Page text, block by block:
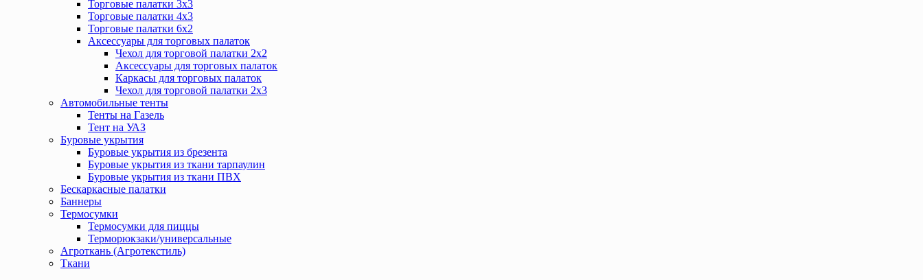
Торговые палатки 3х3
Торговые палатки 4х3
Торговые палатки 6х2
Аксессуары для торговых палаток
Чехол для торговой палатки 2х2
Аксессуары для торговых палаток
Каркасы для торговых палаток
Чехол для торговой палатки 2х3
Автомобильные тенты
Тенты на Газель
Тент на УАЗ
Буровые укрытия
Буровые укрытия из брезента
Буровые укрытия из ткани тарпаулин
Буровые укрытия из ткани ПВХ
Бескаркасные палатки
Баннеры
Термосумки
Термосумки для пиццы
Терморюкзаки/универсальные
Агроткань (Агротекстиль)
Ткани